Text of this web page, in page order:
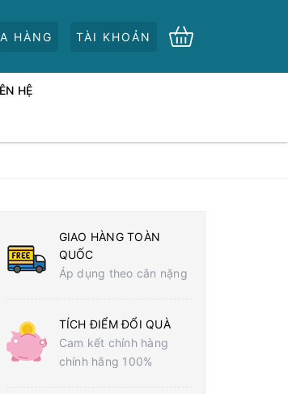
HÀNG TÀI KHOẢN
HỆ
GIAO HÀNG TOÀN
QUỐC
Áp dụng theo cân nặng
TÍCH ĐIỂM ĐỔI QUÀ
Cam kết chính hàng
chính hãng 100%